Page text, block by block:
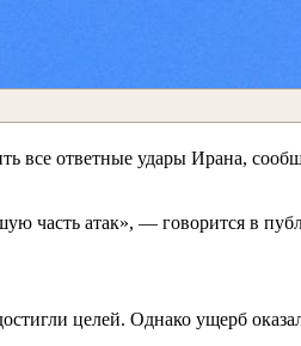
ответные удары Ирана,
часть атак», — говорится в
целей. Однако ущерб